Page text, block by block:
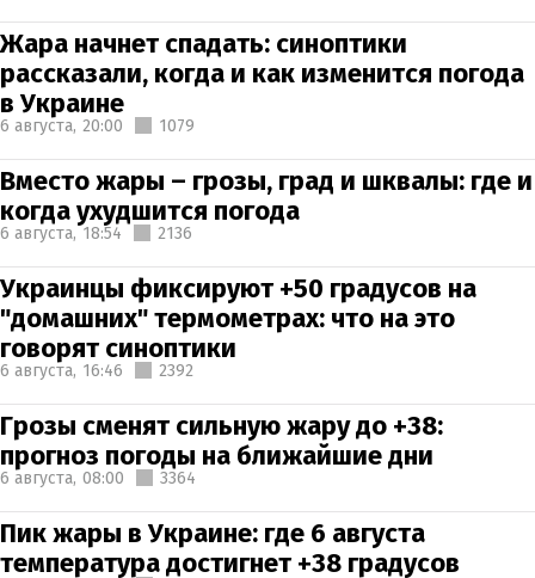
Жара начнет спадать: синоптики
рассказали, когда и как изменится погода
в Украине
6 августа, 20:00 1079
Вместо жары – грозы, град и шквалы: где и
когда ухудшится погода
6 августа, 18:54 2136
Украинцы фиксируют +50 градусов на
"домашних" термометрах: что на это
говорят синоптики
6 августа, 16:46 2392
Грозы сменят сильную жару до +38:
прогноз погоды на ближайшие дни
6 августа, 08:00 3364
Пик жары в Украине: где 6 августа
температура достигнет +38 градусов